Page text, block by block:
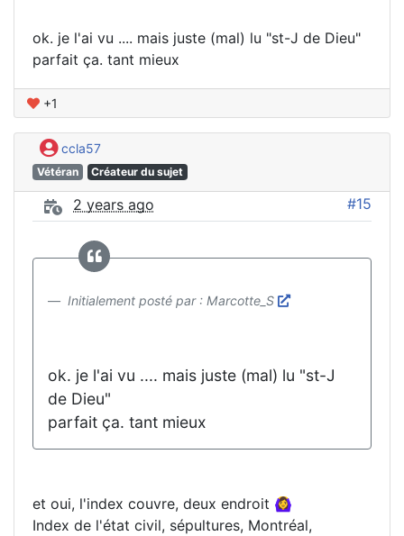
ok. je l'ai vu .... mais juste (mal) lu "st-J de Dieu"
parfait ça. tant mieux
+1
ccla57
Vétéran Créateur du sujet
2 years ago #15
Initialement posté par : Marcotte_S
ok. je l'ai vu .... mais juste (mal) lu "st-J
de Dieu"
parfait ça. tant mieux
et oui, l'index couvre, deux endroit 🙆‍♀️
Index de l'état civil, sépultures, Montréal,